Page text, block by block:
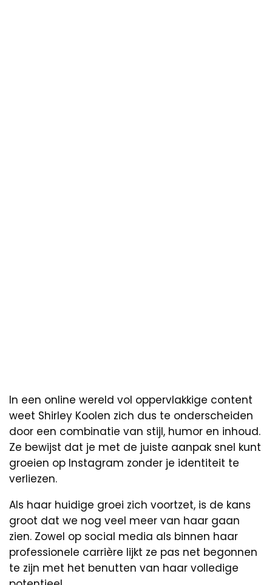
In een online wereld vol oppervlakkige content
weet Shirley Koolen zich dus te onderscheiden
door een combinatie van stijl, humor en inhoud.
Ze bewijst dat je met de juiste aanpak snel kunt
groeien op Instagram zonder je identiteit te
verliezen.
Als haar huidige groei zich voortzet, is de kans
groot dat we nog veel meer van haar gaan
zien. Zowel op social media als binnen haar
professionele carrière lijkt ze pas net begonnen
te zijn met het benutten van haar volledige